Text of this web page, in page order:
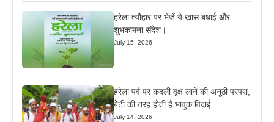
हरेला त्यौहार पर भेजें ये ख़ास बधाई और
शुभकामना संदेश।
July 15, 2026
हरेला पर्व पर कदली वृक्ष लाने की अनूठी परंपरा,
बेटी की तरह होती है भावुक विदाई
July 14, 2026